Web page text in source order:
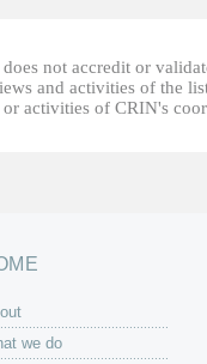
not accredit or
and activities of the
activities of CRIN's
we do